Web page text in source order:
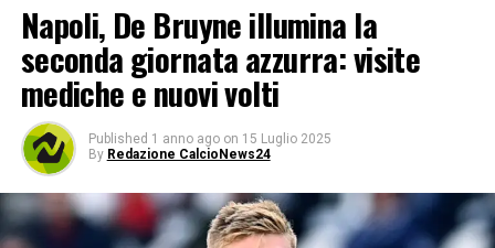
Napoli, De Bruyne illumina la
seconda giornata azzurra: visite
mediche e nuovi volti
Published 1 anno ago on 15 Luglio 2025
By Redazione CalcioNews24